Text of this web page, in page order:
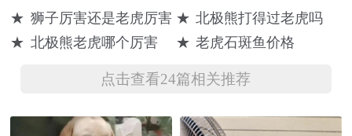
咪
★ 狮子厉害还是老虎厉害 ★ 北极熊打得过老虎吗
★ 北极熊老虎哪个厉害 ★ 老虎石斑鱼价格
点击查看24篇相关推荐